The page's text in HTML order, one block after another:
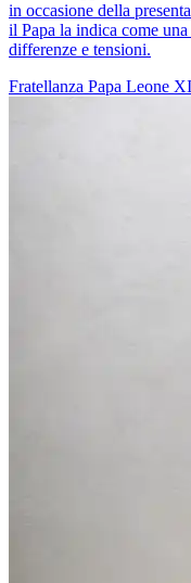
in occasione della
il Papa la indica come
differenze e tensioni.
Fratellanza Papa Leone